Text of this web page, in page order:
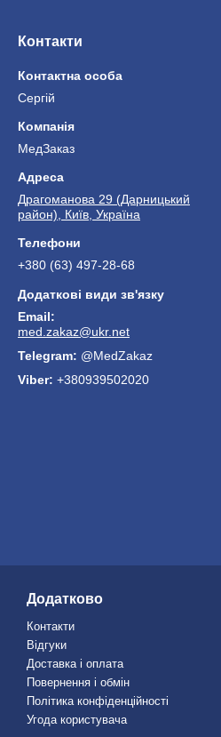
Контакти
Сергій
МедЗаказ
Драгоманова 29 (Дарницький
район), Київ, Україна
+380 (63) 497-28-68
med.zakaz@ukr.net
@MedZakaz
+380939502020
Додатково
Контакти
Відгуки
Доставка і оплата
Повернення і обмін
Політика конфіденційності
Угода користувача